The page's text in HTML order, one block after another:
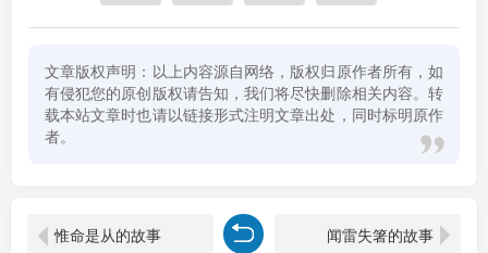
文章版权声明：以上内容源自网络，版权归原作者所有，如
有侵犯您的原创版权请告知，我们将尽快删除相关内容。转
载本站文章时也请以链接形式注明文章出处，同时标明原作
者。
惟命是从的故事 闻雷失箸的故事